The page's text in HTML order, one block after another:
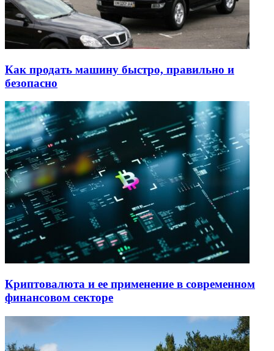
Как продать машину быстро, правильно и
безопасно
Криптовалюта и ее применение в современном
финансовом секторе